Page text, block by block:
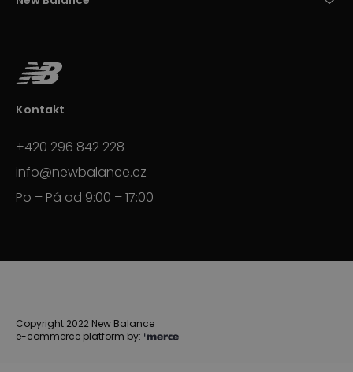
Kontakt
+420 296 842 228
info@newbalance.cz
Po – Pá od 9:00 – 17:00
Copyright 2022 New Balance
e-commerce platform by: